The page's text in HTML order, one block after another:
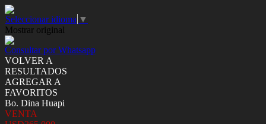
Seleccionar idioma ▼
Mostrar original
Consultar por Whatsapp
VOLVER A
RESULTADOS
AGREGAR A
FAVORITOS
Bo. Dina Huapi
VENTA